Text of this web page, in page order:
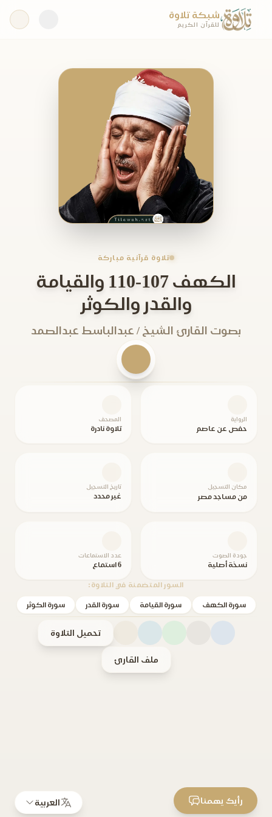
شبكة تلاوة
للقرآن الكريم
تلاوة قرآنية مباركة
الكهف 107-110 والقيامة
والقدر والكوثر
بصوت القارئ الشيخ / عبدالباسط عبدالصمد
الرواية
حفص عن عاصم
المصحف
تلاوة نادرة
مكان التسجيل
من مساجد مصر
تاريخ التسجيل
غير محدد
جودة الصوت
نسخة أصلية
عدد الاستماعات
6 استماع
السور المتضمنة في التلاوة:
سورة الكهف سورة القيامة سورة القدر سورة الكوثر
تحميل التلاوة
ملف القارئ
العربية رأيك يهمنا